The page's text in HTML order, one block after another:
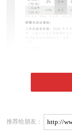
推荐给朋友：